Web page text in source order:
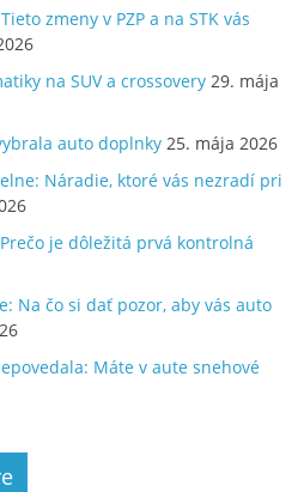
zmeny v PZP a na STK vás
na SUV a crossovery 29. mája
auto doplnky 25. mája 2026
Náradie, ktoré vás nezradí pri
je dôležitá prvá kontrolná
Na čo si dať pozor, aby vás auto
Máte v aute snehové